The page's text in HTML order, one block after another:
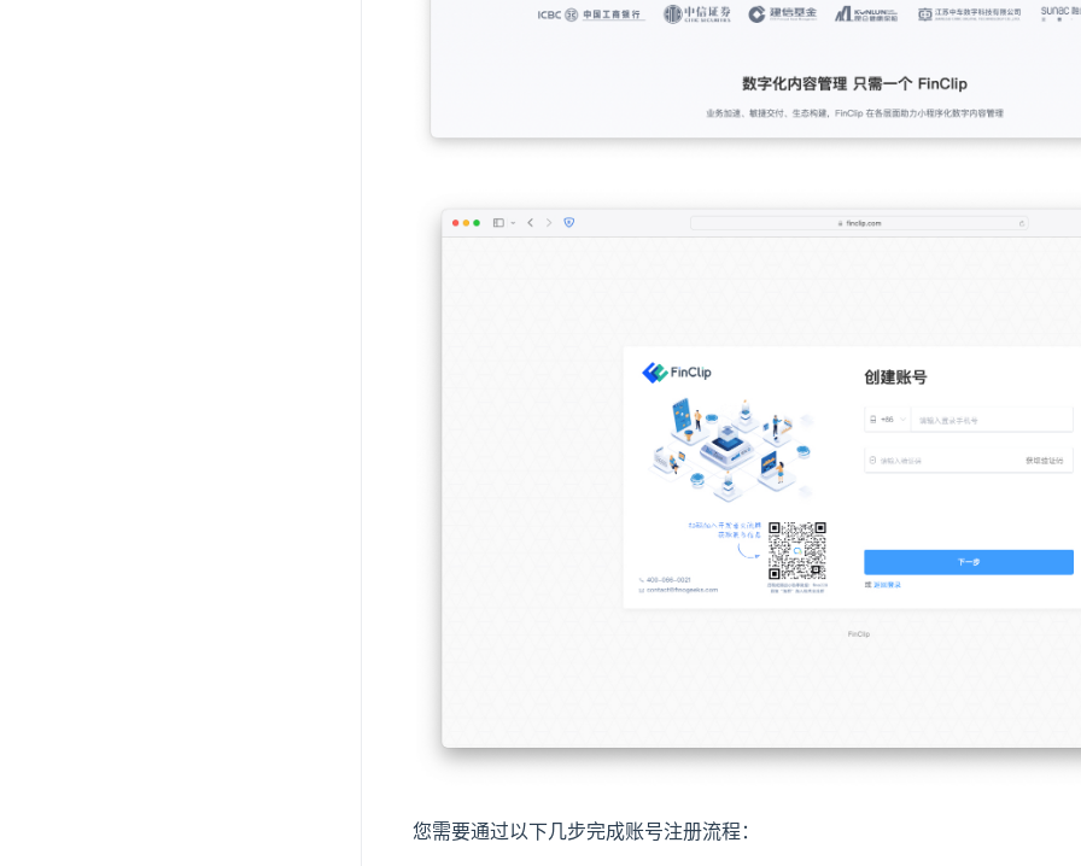
您需要通过以下几步完成账号注册流程：